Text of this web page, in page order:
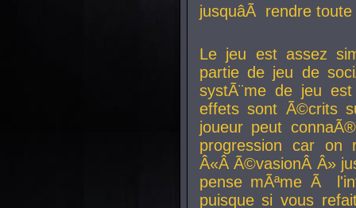
jusquâÃ rendre
Le jeu est assez
partie de jeu de
systÃ¨me de jeu
effets sont Ã©crits
joueur peut
progression car
Â«Â Ã©vasionÂ Â»
pense mÃªme Ã
puisque si vous